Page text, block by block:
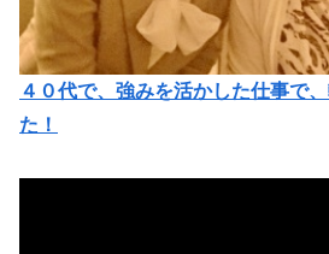
４０代で、強みを活かした仕事で
た！